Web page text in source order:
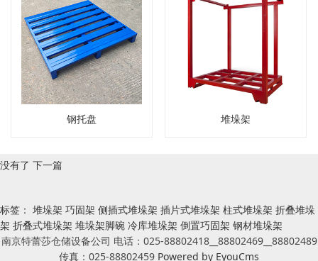
钢托盘 堆垛架
没有了 下一篇
标签： 堆垛架 巧固架 侧插式堆垛架 插片式堆垛架 柱式堆垛架 折叠堆垛
架 折叠式堆垛架 堆垛架脚碗 冷库堆垛架 倒置巧固架 钢材堆垛架
南京特蕾莎仓储设备公司 电话：025-88802418__88802469__88802489
传真：025-88802459 Powered by EyouCms